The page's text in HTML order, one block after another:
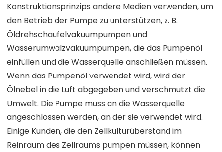
Konstruktionsprinzips andere Medien verwenden, um
den Betrieb der Pumpe zu unterstützen, z. B.
Öldrehschaufelvakuumpumpen und
Wasserumwälzvakuumpumpen, die das Pumpenöl
einfüllen und die Wasserquelle anschließen müssen.
Wenn das Pumpenöl verwendet wird, wird der
Ölnebel in die Luft abgegeben und verschmutzt die
Umwelt. Die Pumpe muss an die Wasserquelle
angeschlossen werden, an der sie verwendet wird.
Einige Kunden, die den Zellkulturüberstand im
Reinraum des Zellraums pumpen müssen, können